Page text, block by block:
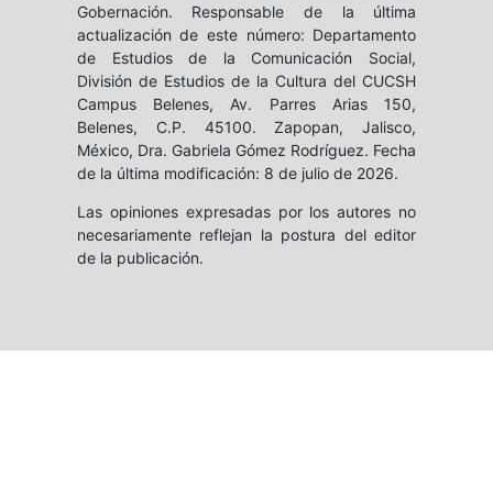
Gobernación. Responsable de la última
actualización de este número: Departamento
de Estudios de la Comunicación Social,
División de Estudios de la Cultura del CUCSH
Campus Belenes, Av. Parres Arias 150,
Belenes, C.P. 45100. Zapopan, Jalisco,
México, Dra. Gabriela Gómez Rodríguez. Fecha
de la última modificación: 8 de julio de 2026.
Las opiniones expresadas por los autores no
necesariamente reflejan la postura del editor
de la publicación.